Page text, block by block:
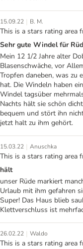
15.09.22 | B. M.
This is a stars rating area
Sehr gute Windel für
Mein 12 1/2 Jahre alter
Blasenschwäche, vor
Tropfen daneben, was zu
hat. Die Windeln haben
Windel tagsüber
Nachts hält sie schön
bequem und stört ihn
jetzt halt zu ihm gehört.
15.03.22 | Anuschka
This is a stars rating area
hält
unser Rüde markiert
Urlaub mit ihm gefahren
Super! Das Haus blieb
Klettverschluss ist
26.02.22 | Waldo
This is a stars rating area